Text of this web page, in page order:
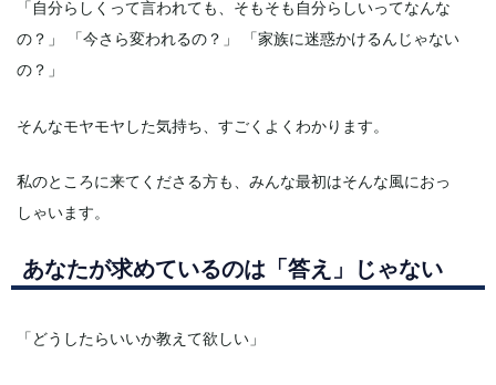
「自分らしくって言われても、そもそも自分らしいってなんな
の？」 「今さら変われるの？」 「家族に迷惑かけるんじゃない
の？」
そんなモヤモヤした気持ち、すごくよくわかります。
私のところに来てくださる方も、みんな最初はそんな風におっ
しゃいます。
あなたが求めているのは「答え」じゃない
「どうしたらいいか教えて欲しい」